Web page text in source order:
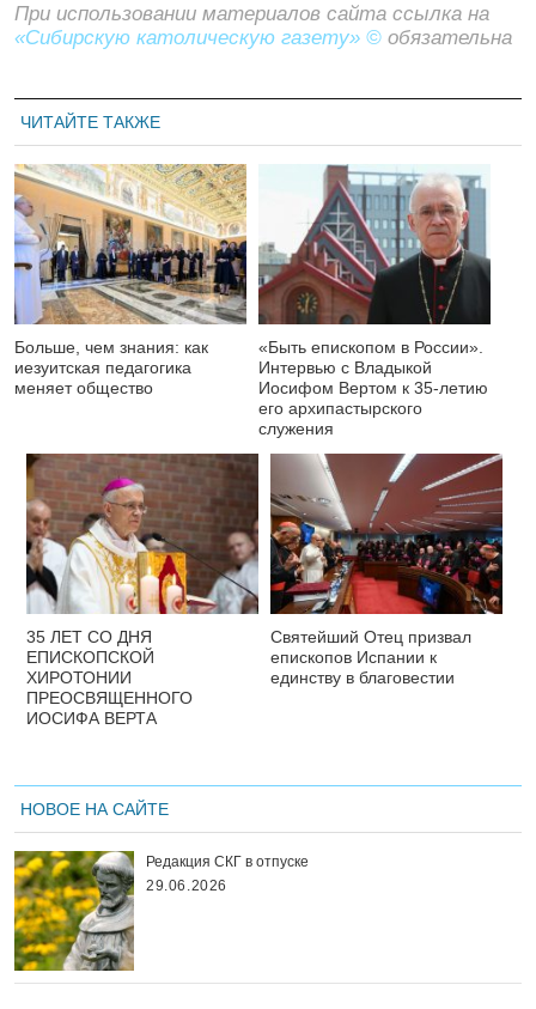
При использовании материалов сайта ссылка на
«Сибирскую католическую газету» © обязательна
ЧИТАЙТЕ ТАКЖЕ
Больше, чем знания: как
иезуитская педагогика
меняет общество
«Быть епископом в России».
Интервью с Владыкой
Иосифом Вертом к 35-летию
его архипастырского
служения
35 ЛЕТ СО ДНЯ
ЕПИСКОПСКОЙ
ХИРОТОНИИ
ПРЕОСВЯЩЕННОГО
ИОСИФА ВЕРТА
Святейший Отец призвал
епископов Испании к
единству в благовестии
НОВОЕ НА САЙТЕ
Редакция СКГ в отпуске
29.06.2026